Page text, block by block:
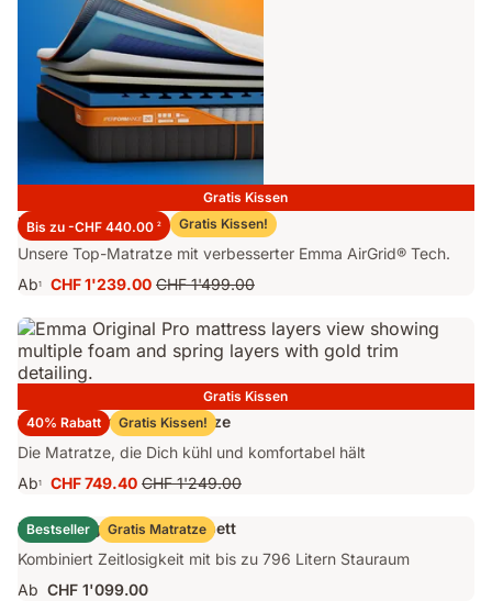
Gratis Kissen
Bis zu -CHF 440.00 2 Gratis Kissen!
Emma Performance 26 Matratze
Unsere Top-Matratze mit verbesserter Emma AirGrid® Tech.
Ab1
Preis
CHF 1'239.00 Ursprünglicher
CHF 1'499.00
CHF 1'499.00
Gratis Kissen
40% Rabatt
Gratis Kissen!
Emma Original Pro Matratze
Die Matratze, die Dich kühl und komfortabel hält
Ab1
Preis
CHF 749.40
CHF 749.40 Ursprünglicher
Preis
CHF 1'249.00
CHF 1'249.00
Bestseller Gratis Matratze
Emma Original Stauraumbett
Kombiniert Zeitlosigkeit mit bis zu 796 Litern Stauraum
Ab CHF 1'099.00